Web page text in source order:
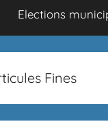
Elections
Fines